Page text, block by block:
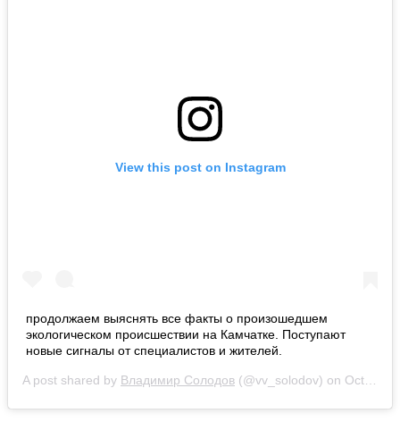
View this post on Instagram
продолжаем выяснять все факты о произошедшем
экологическом происшествии на Камчатке. Поступают
новые сигналы от специалистов и жителей.
A post shared by Владимир Солодов (@vv_solodov) on Oct 12, 2020 at 5:35am PDT